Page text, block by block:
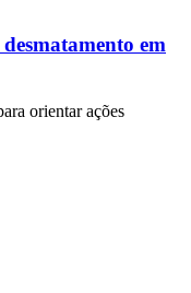
em
orientar ações